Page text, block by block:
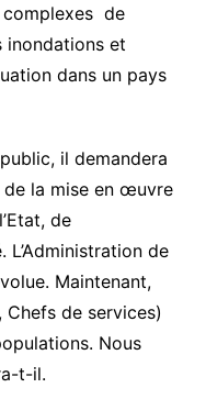
de
inondations et
dans un pays
il demandera
de la mise en œuvre
de
L’Administration de
Maintenant,
Chefs de services)
Nous
t-il.